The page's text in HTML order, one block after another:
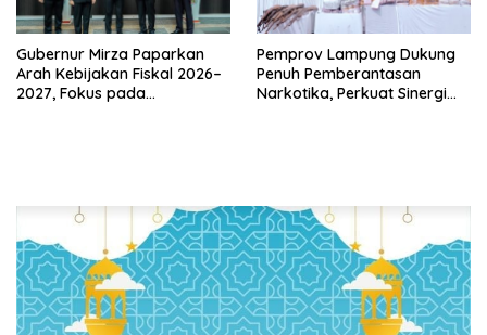
Gubernur Mirza Paparkan
Arah Kebijakan Fiskal 2026–
2027, Fokus pada
Pemprov Lampung Dukung
Penuh Pemberantasan
Narkotika, Perkuat Sinergi